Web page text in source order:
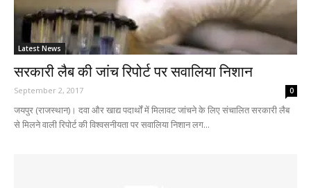
Latest News
सरकारी लैब की जांच रिपोर्ट पर सवालिया निशान
September 2, 2017 0
जयपुर (राजस्थान)। दवा और खाद्य पदार्थों में मिलावट जांचने के लिए संचालित सरकारी लैब
से मिलने वाली रिपोर्ट की विश्वसनीयता पर सवालिया निशान लग...